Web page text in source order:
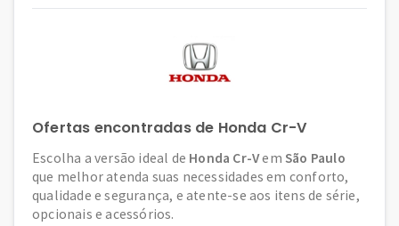
Ofertas encontradas de Honda Cr-V
Escolha a versão ideal de Honda Cr-VemSão Paulo
que melhor atenda suas necessidades em conforto,
qualidade e segurança, e atente-se aos itens de série,
opcionais e acessórios.